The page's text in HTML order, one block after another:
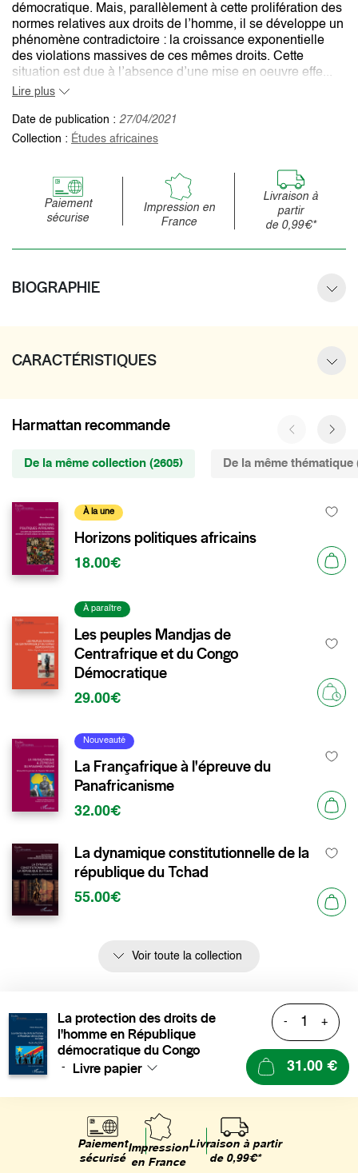
démocratique. Mais, parallèlement à cette prolifération des
normes relatives aux droits de l’homme, il se développe un
phénomène contradictoire : la croissance exponentielle
des violations massives de ces mêmes droits. Cette
situation est due à l’absence d’une mise en oeuvre effe...
Lire plus
Date de publication : 27/04/2021
Collection : Études africaines
Paiement
sécurise
Impression en
France
Livraison à
partir
de 0,99€*
BIOGRAPHIE
CARACTÉRISTIQUES
Harmattan recommande
De la même collection (2605) De la même thématique
À la une
Horizons politiques africains
18.00€
À paraître
Les peuples Mandjas de
Centrafrique et du Congo
Démocratique
29.00€
Nouveauté
La Françafrique à l'épreuve du
Panafricanisme
32.00€
La dynamique constitutionnelle de la
république du Tchad
55.00€
Voir toute la collection
La protection des droits de
l'homme en République
démocratique du Congo
- Livre papier
- +
31.00 €
Paiement
sécurisé
Impression
en France
Livraison à partir
de 0,99€*